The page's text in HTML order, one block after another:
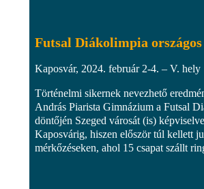
Futsal Diákolimpia
Kaposvár, 2024. február 2-4. – V. hely
Történelmi sikernek nevezhető
András Piarista Gimnázium a Futsal
döntőjén Szeged városát (is)
Kaposvárig, hiszen először túl kellett
mérkőzéseken, ahol 15 csapat szállt